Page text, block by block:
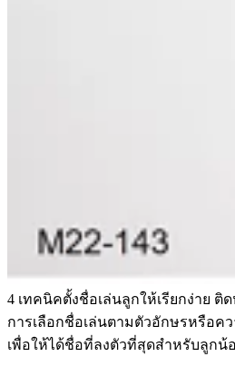
4 เทคนิคตั้งชื่อเล่นลูกให้เรียกง่าย ติ
การเลือกชื่อเล่นตามตัวอักษรหรือ
เพื่อให้ได้ชื่อที่ลงตัวที่สุดสำหรับลูกน้